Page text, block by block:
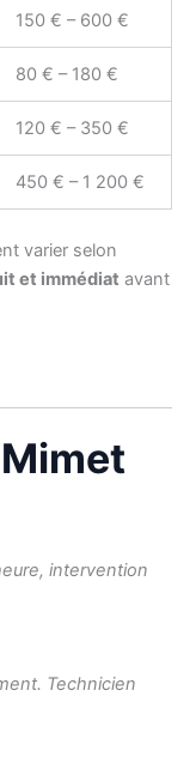
150 € – 600 €
80 € – 180 €
120 € – 350 €
450 € – 1 200 €
varier selon
et immédiat avant
intervention
Technicien